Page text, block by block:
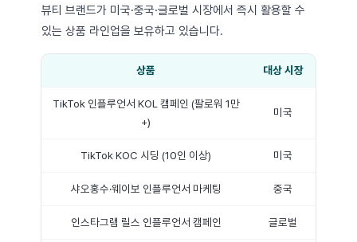
뷰티 브랜드가 미국·중국·글로벌 시장에서 즉시 활용할 수
있는 상품 라인업을 보유하고 있습니다.
상품 대상 시장
TikTok 인플루언서 KOL 캠페인 (팔로워 1만
+)
미국
TikTok KOC 시딩 (10인 이상) 미국
샤오홍수·웨이보 인플루언서 마케팅 중국
인스타그램 릴스 인플루언서 캠페인 글로벌